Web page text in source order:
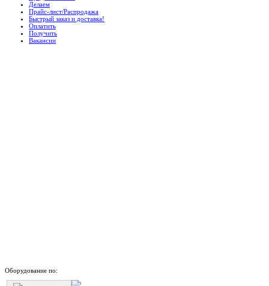
Делаем
Прайс-лист/Распродажа
Быстрый заказ и доставка!
Оплатить
Получить
Вакансии
Оборудование по: